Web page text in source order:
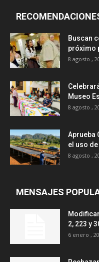
Buscan
próximo
8 agosto ,
Museo
8 agosto ,
Aprueba
el uso
8 agosto ,
MENSAJES
2, 223 y
6 enero ,